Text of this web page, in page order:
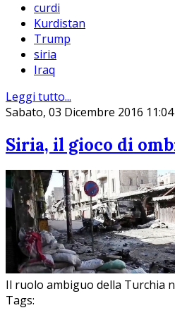
curdi
Kurdistan
Trump
siria
Iraq
Leggi tutto...
Sabato, 03 Dicembre 2016 11:04
Siria, il gioco di
Il ruolo ambiguo della Turchia
Tags: